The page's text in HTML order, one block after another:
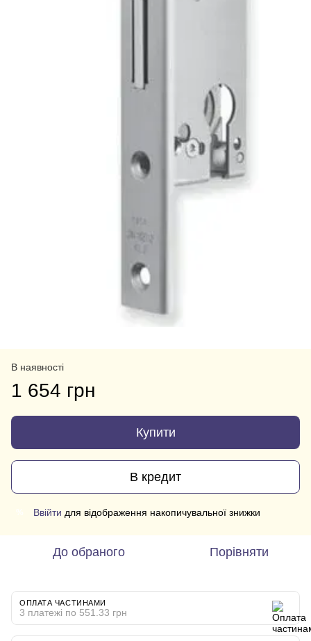
В наявності
1 654 грн
Купити
В кредит
Ввійти для відображення накопичувальної знижки
До обраного Порівняти
ОПЛАТА ЧАСТИНАМИ
3 платежі по 551.33 грн